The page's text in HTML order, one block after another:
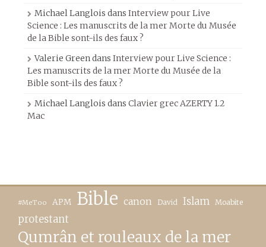
Michael Langlois dans Interview pour Live
Science : Les manuscrits de la mer Morte du Musée
de la Bible sont-ils des faux ?
Valerie Greendans Interview pour Live Science :
Les manuscrits de la mer Morte du Musée de la
Bible sont-ils des faux ?
Michael Langlois dans Clavier grec AZERTY 1.2
Mac
#MeToo APM Bible canon David Islam Moabite
protestant
Qumrân et rouleaux de la mer